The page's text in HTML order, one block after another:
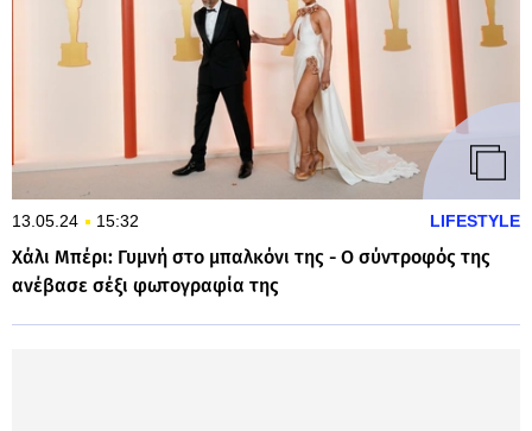
13.05.24 15:32 LIFESTYLE
Χάλι Μπέρι: Γυμνή στο μπαλκόνι της - Ο σύντροφός της
ανέβασε σέξι φωτογραφία της